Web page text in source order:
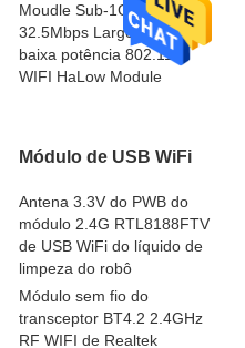
Moudle Sub-1GHz
32.5Mbps Largo alcance e
baixa potência 802.11ah
WIFI HaLow Module
Módulo de USB WiFi
Antena 3.3V do PWB do
módulo 2.4G RTL8188FTV
de USB WiFi do líquido de
limpeza do robô
Módulo sem fio do
transceptor BT4.2 2.4GHz
RF WIFI de Realtek